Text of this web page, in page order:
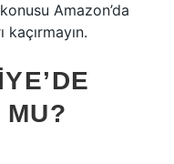
Amazon’da